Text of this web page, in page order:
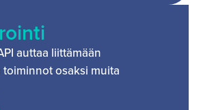
auttaa liittämään
osaksi muita